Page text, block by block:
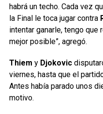
habrá un techo. Cada vez
la Final le toca jugar contra
intentar ganarle, tengo que
mejor posible”, agregó.
Thiem y Djokovic
viernes, hasta que el
Antes había parado unos
motivo.